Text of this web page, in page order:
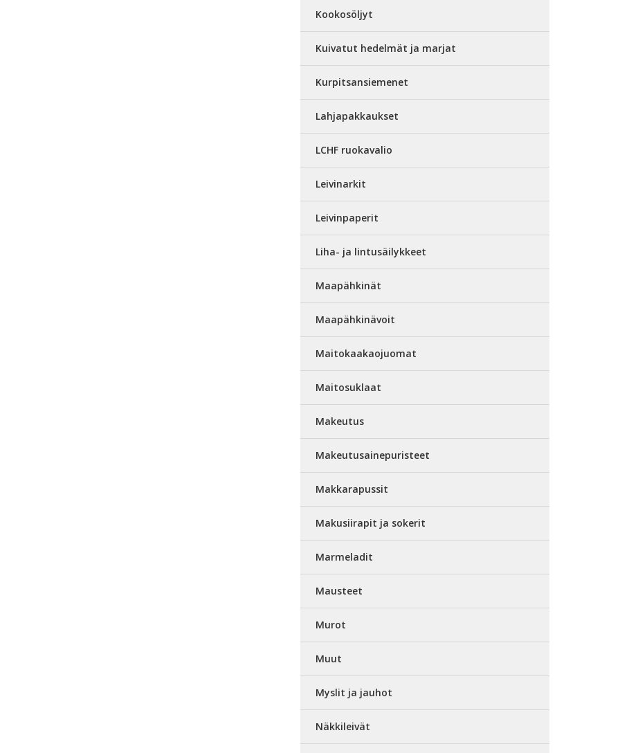
Kookosöljyt
Kuivatut hedelmät ja marjat
Kurpitsansiemenet
Lahjapakkaukset
LCHF ruokavalio
Leivinarkit
Leivinpaperit
Liha- ja lintusäilykkeet
Maapähkinät
Maapähkinävoit
Maitokaakaojuomat
Maitosuklaat
Makeutus
Makeutusainepuristeet
Makkarapussit
Makusiirapit ja sokerit
Marmeladit
Mausteet
Murot
Muut
Myslit ja jauhot
Näkkileivät